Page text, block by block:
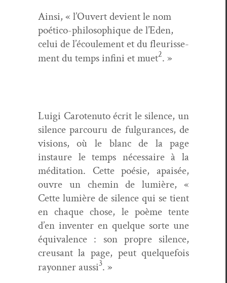
Ain­si, « l’Ouvert devient le nom
poéti­co-philosophique de l’Eden,
celui de l’écoulement et du fleurisse­
ment du temps infi­ni et muet2. »
Lui­gi Carotenu­to écrit le silence, un
silence par­cou­ru de ful­gu­rances, de
visions, où le blanc de la page
instau­re le temps néces­saire à la
médi­ta­tion. Cette poésie, apaisée,
ouvre un chemin de lumière, «
Cette lumière de silence qui se tient
en chaque chose, le poème tente
d’en inven­ter en quelque sorte une
équiv­a­lence : son pro­pre silence,
creu­sant la page, peut quelque­fois
ray­on­ner aus­si3. »